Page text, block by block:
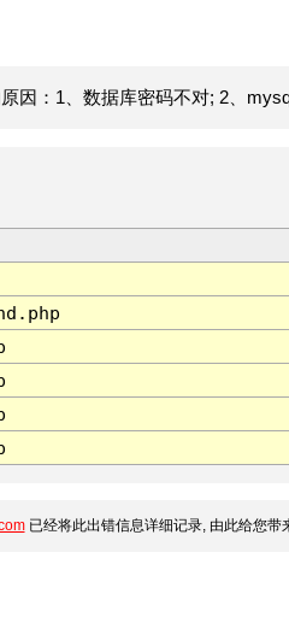
因：1、数据库密码不对; 2、
已经将此出错信息详细记录, 由此给您带